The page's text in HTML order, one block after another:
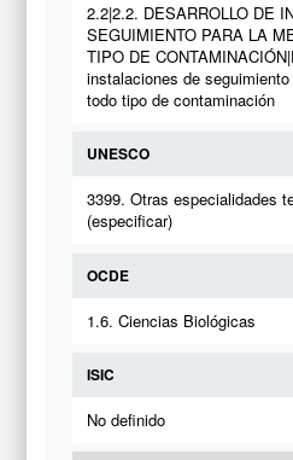
2.2|2.2. DESARROLLO DE
SEGUIMIENTO PARA LA
TIPO DE
instalaciones de
todo tipo de contaminación
UNESCO
3399. Otras especialidades
(especificar)
OCDE
1.6. Ciencias Biológicas
ISIC
No definido